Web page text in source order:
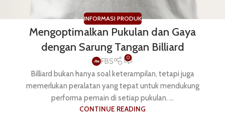
INFORMASI PRODUK
Mengoptimalkan Pukulan dan Gaya
dengan Sarung Tangan Billiard
FBS 0
Billiard bukan hanya soal keterampilan, tetapi juga
memerlukan peralatan yang tepat untuk mendukung
performa pemain di setiap pukulan. ...
CONTINUE READING